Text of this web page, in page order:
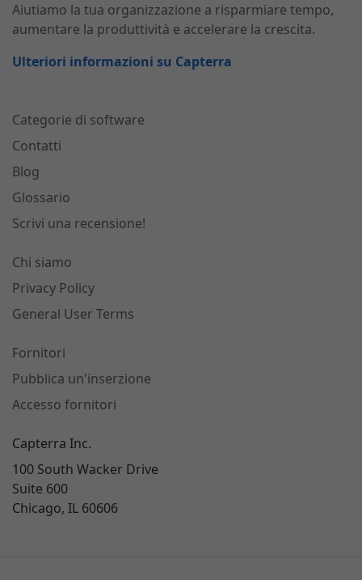
Aiutiamo la tua organizzazione a risparmiare tempo,
aumentare la produttività e accelerare la crescita.
Ulteriori informazioni su Capterra
Categorie di software
Contatti
Blog
Glossario
Scrivi una recensione!
Chi siamo
Privacy Policy
General User Terms
Fornitori
Pubblica un'inserzione
Accesso fornitori
Capterra Inc.
100 South Wacker Drive
Suite 600
Chicago, IL 60606